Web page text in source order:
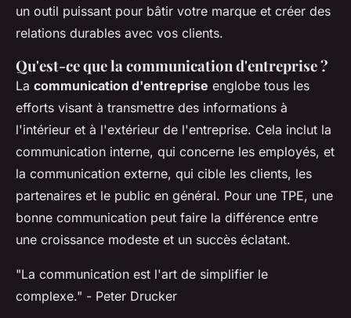
un outil puissant pour bâtir votre marque et créer des
relations durables avec vos clients.
Qu'est-ce que la communication d'entreprise ?
La communication d'entreprise englobe tous les
efforts visant à transmettre des informations à
l'intérieur et à l'extérieur de l'entreprise. Cela inclut la
communication interne, qui concerne les employés, et
la communication externe, qui cible les clients, les
partenaires et le public en général. Pour une TPE, une
bonne communication peut faire la différence entre
une croissance modeste et un succès éclatant.
"La communication est l'art de simplifier le
complexe." - Peter Drucker